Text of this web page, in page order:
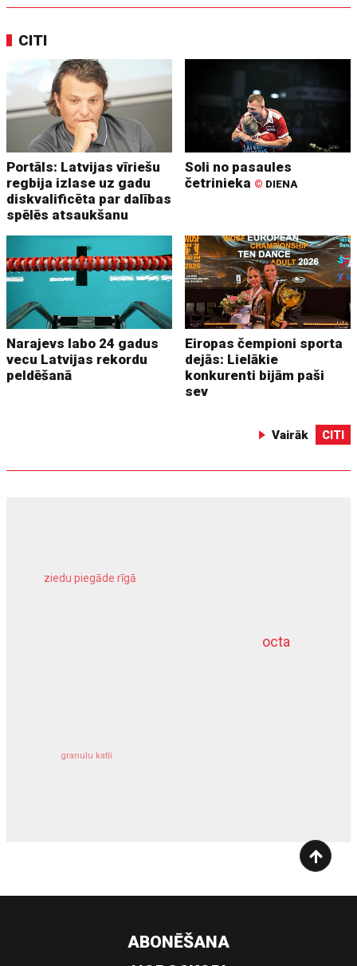
CITI
Portāls: Latvijas vīriešu
regbija izlase uz gadu
diskvalificēta par dalības
spēlēs atsaukšanu
Soli no pasaules
četrinieka © DIENA
Narajevs labo 24 gadus
vecu Latvijas rekordu
peldēšanā
Eiropas čempioni sporta
dejās: Lielākie
konkurenti bijām paši
sev
Vairāk CITI
octa
ziedu piegāde rīgā
granulu katli
dziļurbums
ABONĒŠANA